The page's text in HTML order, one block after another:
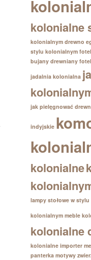
kolonialne
kolonialnym drewno
stylu kolonialnym
bujany drewniany
jadalnia kolonialna
jak pielęgnować
indyjskie
kolonialne
lampy stołowe w
kolonialnym meble
kolonialne
kolonialne importer
panterka motywy